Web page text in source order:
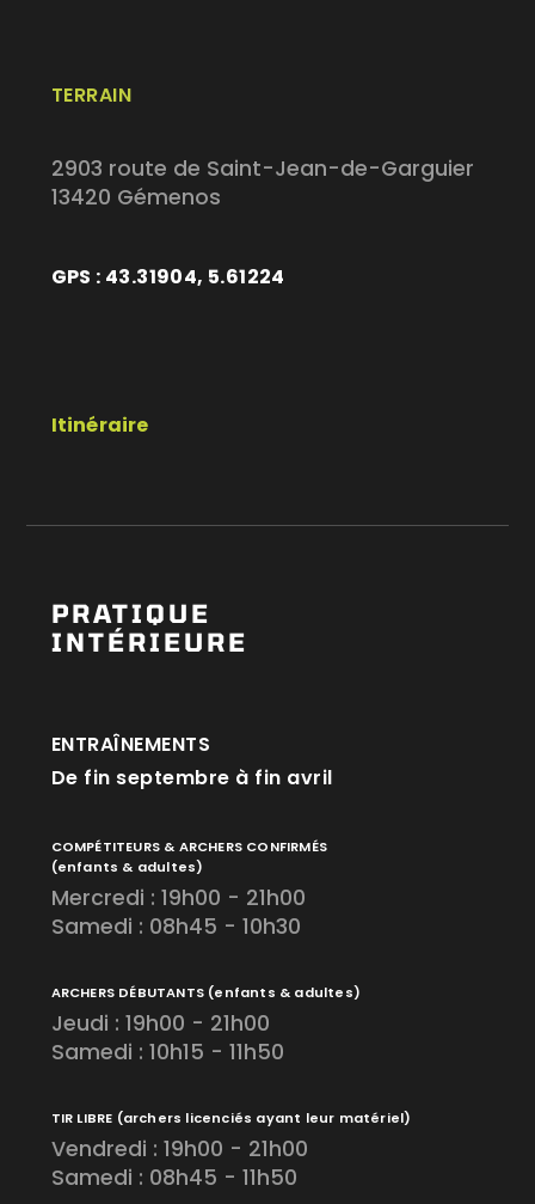
TERRAIN
2903 route de Saint-Jean-de-Garguier
13420 Gémenos
GPS : 43.31904, 5.61224
Itinéraire
PRATIQUE
INTÉRIEURE
ENTRAÎNEMENTS
De fin septembre à fin avril
COMPÉTITEURS & ARCHERS CONFIRMÉS
(enfants & adultes)
Mercredi : 19h00 - 21h00
Samedi : 08h45 - 10h30
ARCHERS DÉBUTANTS (enfants & adultes)
Jeudi : 19h00 - 21h00
Samedi : 10h15 - 11h50
TIR LIBRE (archers licenciés ayant leur matériel)
Vendredi : 19h00 - 21h00
Samedi : 08h45 - 11h50